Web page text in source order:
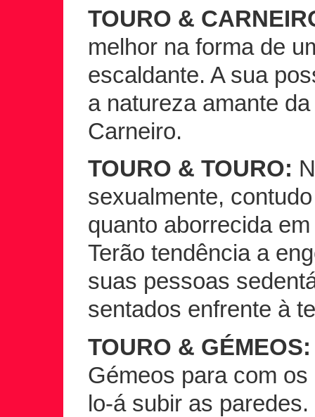
TOURO &
melhor na forma de
escaldante. A sua
a natureza amante
Carneiro.
TOURO & TOURO:
sexualmente,
quanto aborrecida
Terão tendência a
suas pessoas
sentados enfrente à
TOURO & GÉMEOS:
Gémeos para com
lo-á subir as